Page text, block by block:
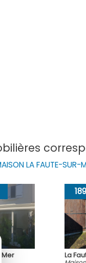
LA FAUTE-
La Faute-sur-Mer